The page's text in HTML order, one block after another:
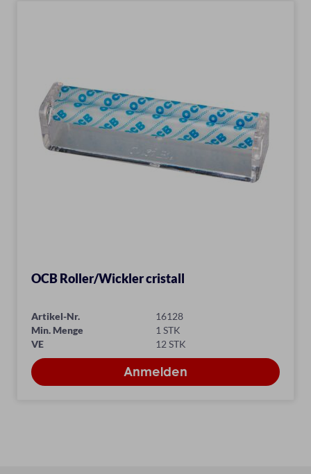
OCB Roller/Wickler cristall
Artikel-Nr.
16128
Min. Menge
1 STK
VE
12 STK